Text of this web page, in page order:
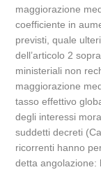
maggiorazione
coefficiente in
previsti, quale
dell’articolo 2
ministeriali non
maggiorazione
tasso effettivo
degli interessi
suddetti decreti
ricorrenti hanno
detta angolazione: